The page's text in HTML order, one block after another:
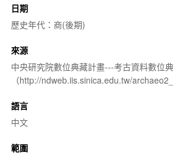
日期
歷史年代：商(後期)
來源
中央研究院數位典藏計畫---考古資料數位
（http://ndweb.iis.sinica.edu.tw/
語言
中文
範圍